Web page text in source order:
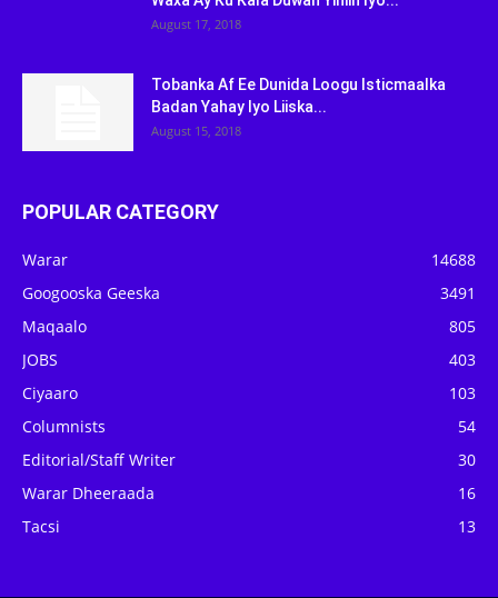
August 17, 2018
Tobanka Af Ee Dunida Loogu Isticmaalka
Badan Yahay Iyo Liiska...
August 15, 2018
POPULAR CATEGORY
Warar
14688
Googooska Geeska
3491
Maqaalo
805
JOBS
403
Ciyaaro
103
Columnists
54
Editorial/Staff Writer
30
Warar Dheeraada
16
Tacsi
13